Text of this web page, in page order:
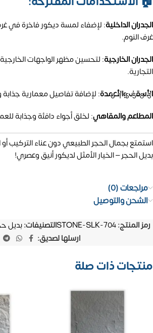
الجدران الداخلية: لإضفاء لمسة ديكور فاخرة في
غرف النوم.
الجدران الخارجية: لتحسين مظهر الواجهات الخارجية
التجارية.
الأسقف والأعمدة: لإضافة تفاصيل معمارية
المطاعم والمقاهي: لخلق أجواء دافئة وجذابة
استمتع بجمال الحجر الطبيعي دون عناء التركيب
بديل الحجر – الخيار الأمثل لديكور أنيق وعصري!
مراجعات (0)
الشحن والتوصيل
رمز المنتج:STONE-SLK-704التصنيفات:بديل
ارسلها لصديق:
منتجات ذات صلة